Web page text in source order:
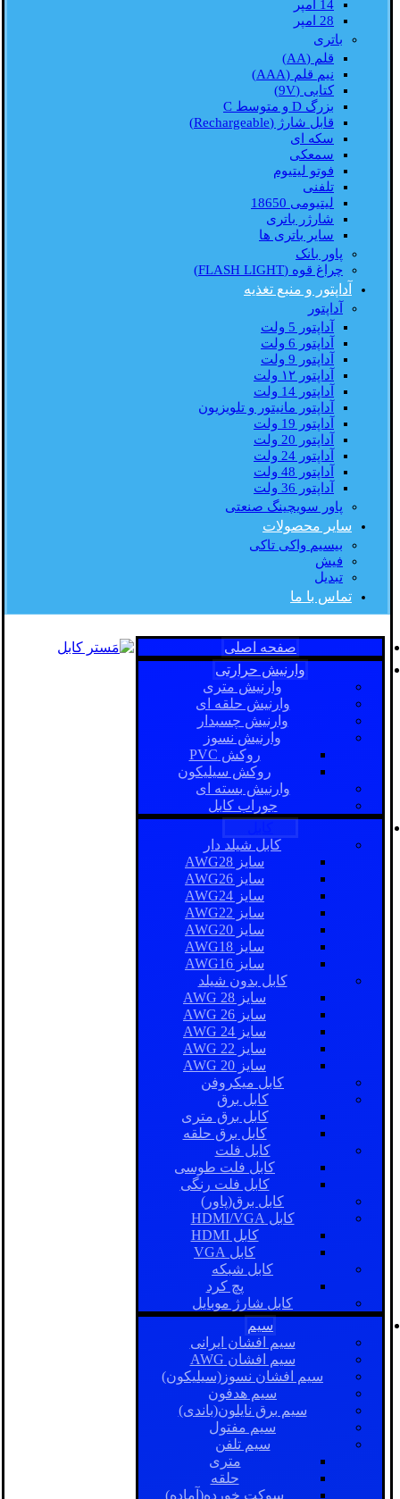
14 امپر
28 امپر
باتری
قلم (AA)
نیم قلم (AAA)
کتابی (9V)
بزرگ D و متوسط C
قابل شارژ (Rechargeable)
سکه ای
سمعکی
فوتو لیتیوم
تلفنی
لیتیومی 18650
شارژر باتری
سایر باتری ها
پاور بانک
چراغ قوه (FLASH LIGHT)
آداپتور و منبع تغذیه
آداپتور
آداپتور 5 ولت
آداپتور 6 ولت
آداپتور 9 ولت
آداپتور ۱۲ ولت
آداپتور 14 ولت
آداپتور مانیتور و تلویزیون
آداپتور 19 ولت
آداپتور 20 ولت
آداپتور 24 ولت
آداپتور 48 ولت
آداپتور 36 ولت
پاور سویچینگ صنعتی
سایر محصولات
بیسیم واکی تاکی
فیش
تبدیل
تماس با ما
صفحه اصلی
وارنیش حرارتی
وارنیش متری
وارنیش حلقه ای
وارنیش چسبدار
وارنیش نسوز
روکش PVC
روکش سیلیکون
وارنیش بسته ای
جوراب کابل
کابل شیلد دار
سایز AWG28
سایز AWG26
سایز AWG24
سایز AWG22
سایز AWG20
سایز AWG18
سایز AWG16
کابل بدون شیلد
سایز AWG 28
سایز AWG 26
سایز AWG 24
سایز AWG 22
سایز AWG 20
کابل میکروفن
کابل برق
کابل برق متری
کابل برق حلقه
کابل فلت
کابل فلت طوسی
کابل فلت رنگی
کابل برق(پاور)
کابل HDMI/VGA
کابل HDMI
کابل VGA
کابل شبکه
پچ کرد
کابل شارژ موبایل
سیم
سیم افشان ایرانی
سیم افشان AWG
سیم افشان نسوز(سیلیکون)
سیم هدفون
سیم برق نایلون(باندی)
سیم مفتول
سیم تلفن
متری
حلقه
سوکت خورده(آماده)